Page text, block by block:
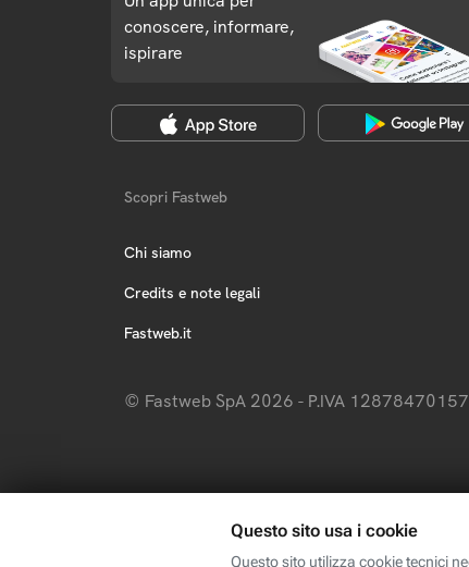
conoscere, informare,
ispirare
Scopri Fastweb
Chi siamo
Credits e note legali
Fastweb.it
© Fastweb SpA 2026 - P.IVA 12878470157